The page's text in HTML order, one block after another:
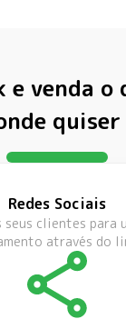
e venda o
quiser
Redes Sociais
seus clientes para
através do